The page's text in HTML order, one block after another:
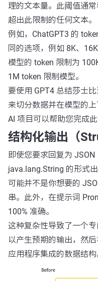
理的文本量。此阈值通
超出此限制的任何文本。
例如，ChatGPT3 的
同的选项，例如 8K、
模型的 token 限制为
1M token 限制模型。
要使用 GPT4 总结莎士
来切分数据并在模型的
AI 项目可以帮助您完成此
结构化输出（
即使您要求回复为
java.lang.String 的形式
可能并不是你想要的
串。此外，在提示词
100% 准确。
这种复杂性导致了一个
以产生预期的输出，然
应用程序集成的数据结构